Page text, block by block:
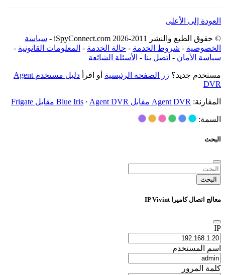
العودة إلى الأعلى
© حقوق الطبع والنشر 2011-2026 iSpyConnect.com -
سياسة
الخصوصية - شروط الخدمة - حالة الخدمة - المعلومات القانونية -
سياسة الأمان - اتصل بنا - الأسئلة الشائعة
مستخدم جديد؟ زر الصفحة الرئيسية أو اقرأ
دليل مستخدم Agent
DVR
المقارنة: Agent DVR مقابل Blue Iris · Agent DVR مقابل Frigate
السمة:
البحث
البحث
معالج اتصال كاميرا IP Vivint
IP
اسم المستخدم
كلمة المرور